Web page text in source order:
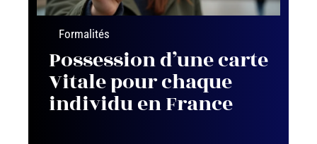
Formalités
Possession d’une carte
Vitale pour chaque
individu en France